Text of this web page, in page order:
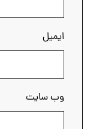
ایمیل
وب‌ سایت